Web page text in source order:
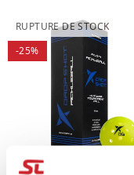
RUPTURE DE STOCK
-25%